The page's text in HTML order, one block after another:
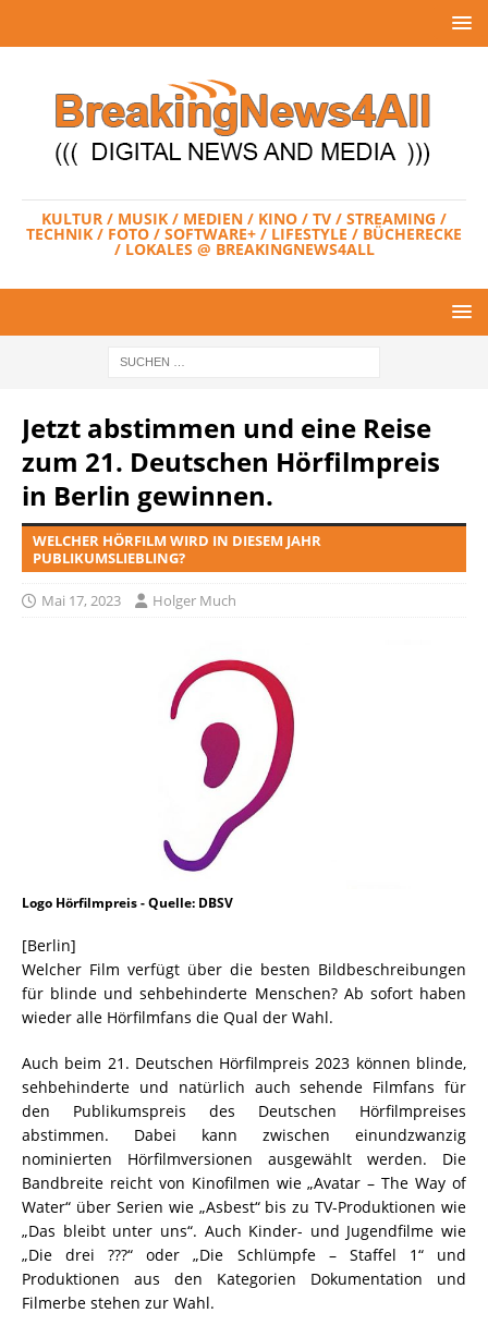
KULTUR / MUSIK / MEDIEN / KINO / TV / STREAMING /
TECHNIK / FOTO / SOFTWARE+ / LIFESTYLE / BÜCHERECKE
/ LOKALES @ BREAKINGNEWS4ALL
Jetzt abstimmen und eine Reise
zum 21. Deutschen Hörfilmpreis
in Berlin gewinnen.
WELCHER HÖRFILM WIRD IN DIESEM JAHR
PUBLIKUMSLIEBLING?
Mai 17, 2023 Holger Much
Logo Hörfilmpreis - Quelle: DBSV
[Berlin]
Welcher Film verfügt über die besten Bildbeschreibungen
für blinde und sehbehinderte Menschen? Ab sofort haben
wieder alle Hörfilmfans die Qual der Wahl.
Auch beim 21. Deutschen Hörfilmpreis 2023 können blinde,
sehbehinderte und natürlich auch sehende Filmfans für
den Publikumspreis des Deutschen Hörfilmpreises
abstimmen. Dabei kann zwischen einundzwanzig
nominierten Hörfilmversionen ausgewählt werden. Die
Bandbreite reicht von Kinofilmen wie „Avatar – The Way of
Water“ über Serien wie „Asbest“ bis zu TV-Produktionen wie
„Das bleibt unter uns“. Auch Kinder- und Jugendfilme wie
„Die drei ???“ oder „Die Schlümpfe – Staffel 1“ und
Produktionen aus den Kategorien Dokumentation und
Filmerbe stehen zur Wahl.